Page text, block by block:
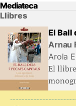
Mediateca
Llibres
El Ball
Arnau
Arola
El